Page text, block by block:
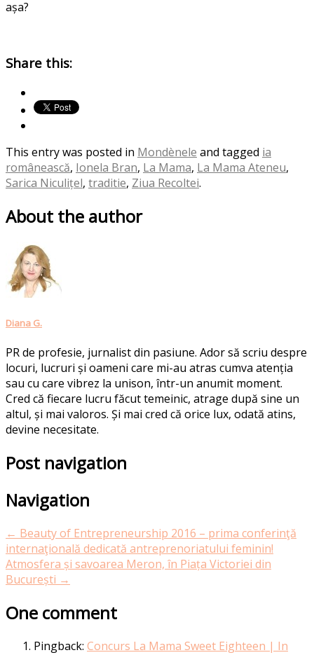
așa?
Share this:
This entry was posted in Mondènele and tagged ia
românească, Ionela Bran, La Mama, La Mama Ateneu,
Sarica Niculițel, traditie, Ziua Recoltei.
About the author
Diana G.
PR de profesie, jurnalist din pasiune. Ador să scriu despre
locuri, lucruri și oameni care mi-au atras cumva atenția
sau cu care vibrez la unison, într-un anumit moment.
Cred că fiecare lucru făcut temeinic, atrage după sine un
altul, și mai valoros. Și mai cred că orice lux, odată atins,
devine necesitate.
Post navigation
Navigation
← Beauty of Entrepreneurship 2016 – prima conferinţă
internaţională dedicată antreprenoriatului feminin!
Atmosfera și savoarea Meron, în Piața Victoriei din
București →
One comment
Pingback: Concurs La Mama Sweet Eighteen | In